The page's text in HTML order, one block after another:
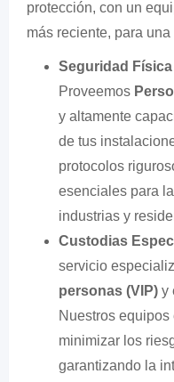
protección, con un
más reciente, para
Seguridad
Proveemos
y altamente
de tus
protocolos
esenciales para
industrias y
Custodias
servicio
personas (VIP) y
Nuestros
minimizar los
garantizando la